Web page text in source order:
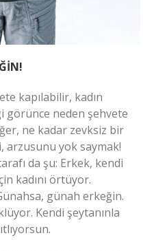
kapılabilir, kadın
görünce neden şehvete
ne kadar zevksiz bir
arzusunu yok saymak!
da şu: Erkek, kendi
kadını örtüyor.
günah erkeğin.
Kendi şeytanınla